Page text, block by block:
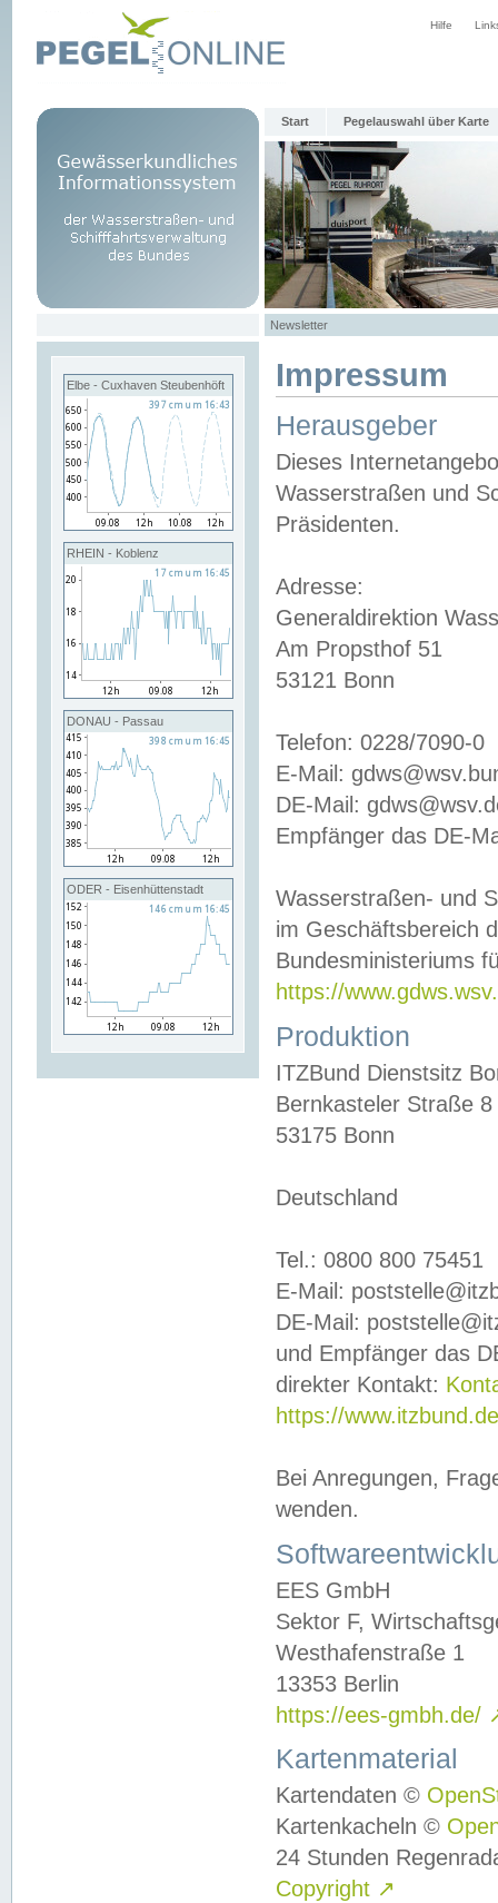
Hilfe
Start Pegelauswahl über Karte
Newsletter
Elbe - Cuxhaven Steubenhöft
RHEIN - Koblenz
DONAU - Passau
ODER - Eisenhüttenstadt
Impressum
Herausgeber
Dieses
Wasserstraßen und
Präsidenten.
Adresse:
Generaldirektion
Am Propsthof 51
53121 Bonn
Telefon: 0228/7090-0
E-Mail:
DE-Mail:
Empfänger das DE-
Wasserstraßen- und
im Geschäftsbereich
Bundesministeriums
https://
Produktion
ITZBund Dienstsitz
Bernkasteler Straße 8
53175 Bonn
Deutschland
Tel.: 0800 800 75451
E-Mail:
DE-Mail:
und Empfänger das
direkter Kontakt:
https://
Bei Anregungen,
wenden.
EES GmbH
Sektor F,
Westhafenstraße 1
13353 Berlin
https://ees-gmbh.de/
Kartenmaterial
Kartendaten ©
Kartenkacheln ©
24 Stunden
Copyright ↗